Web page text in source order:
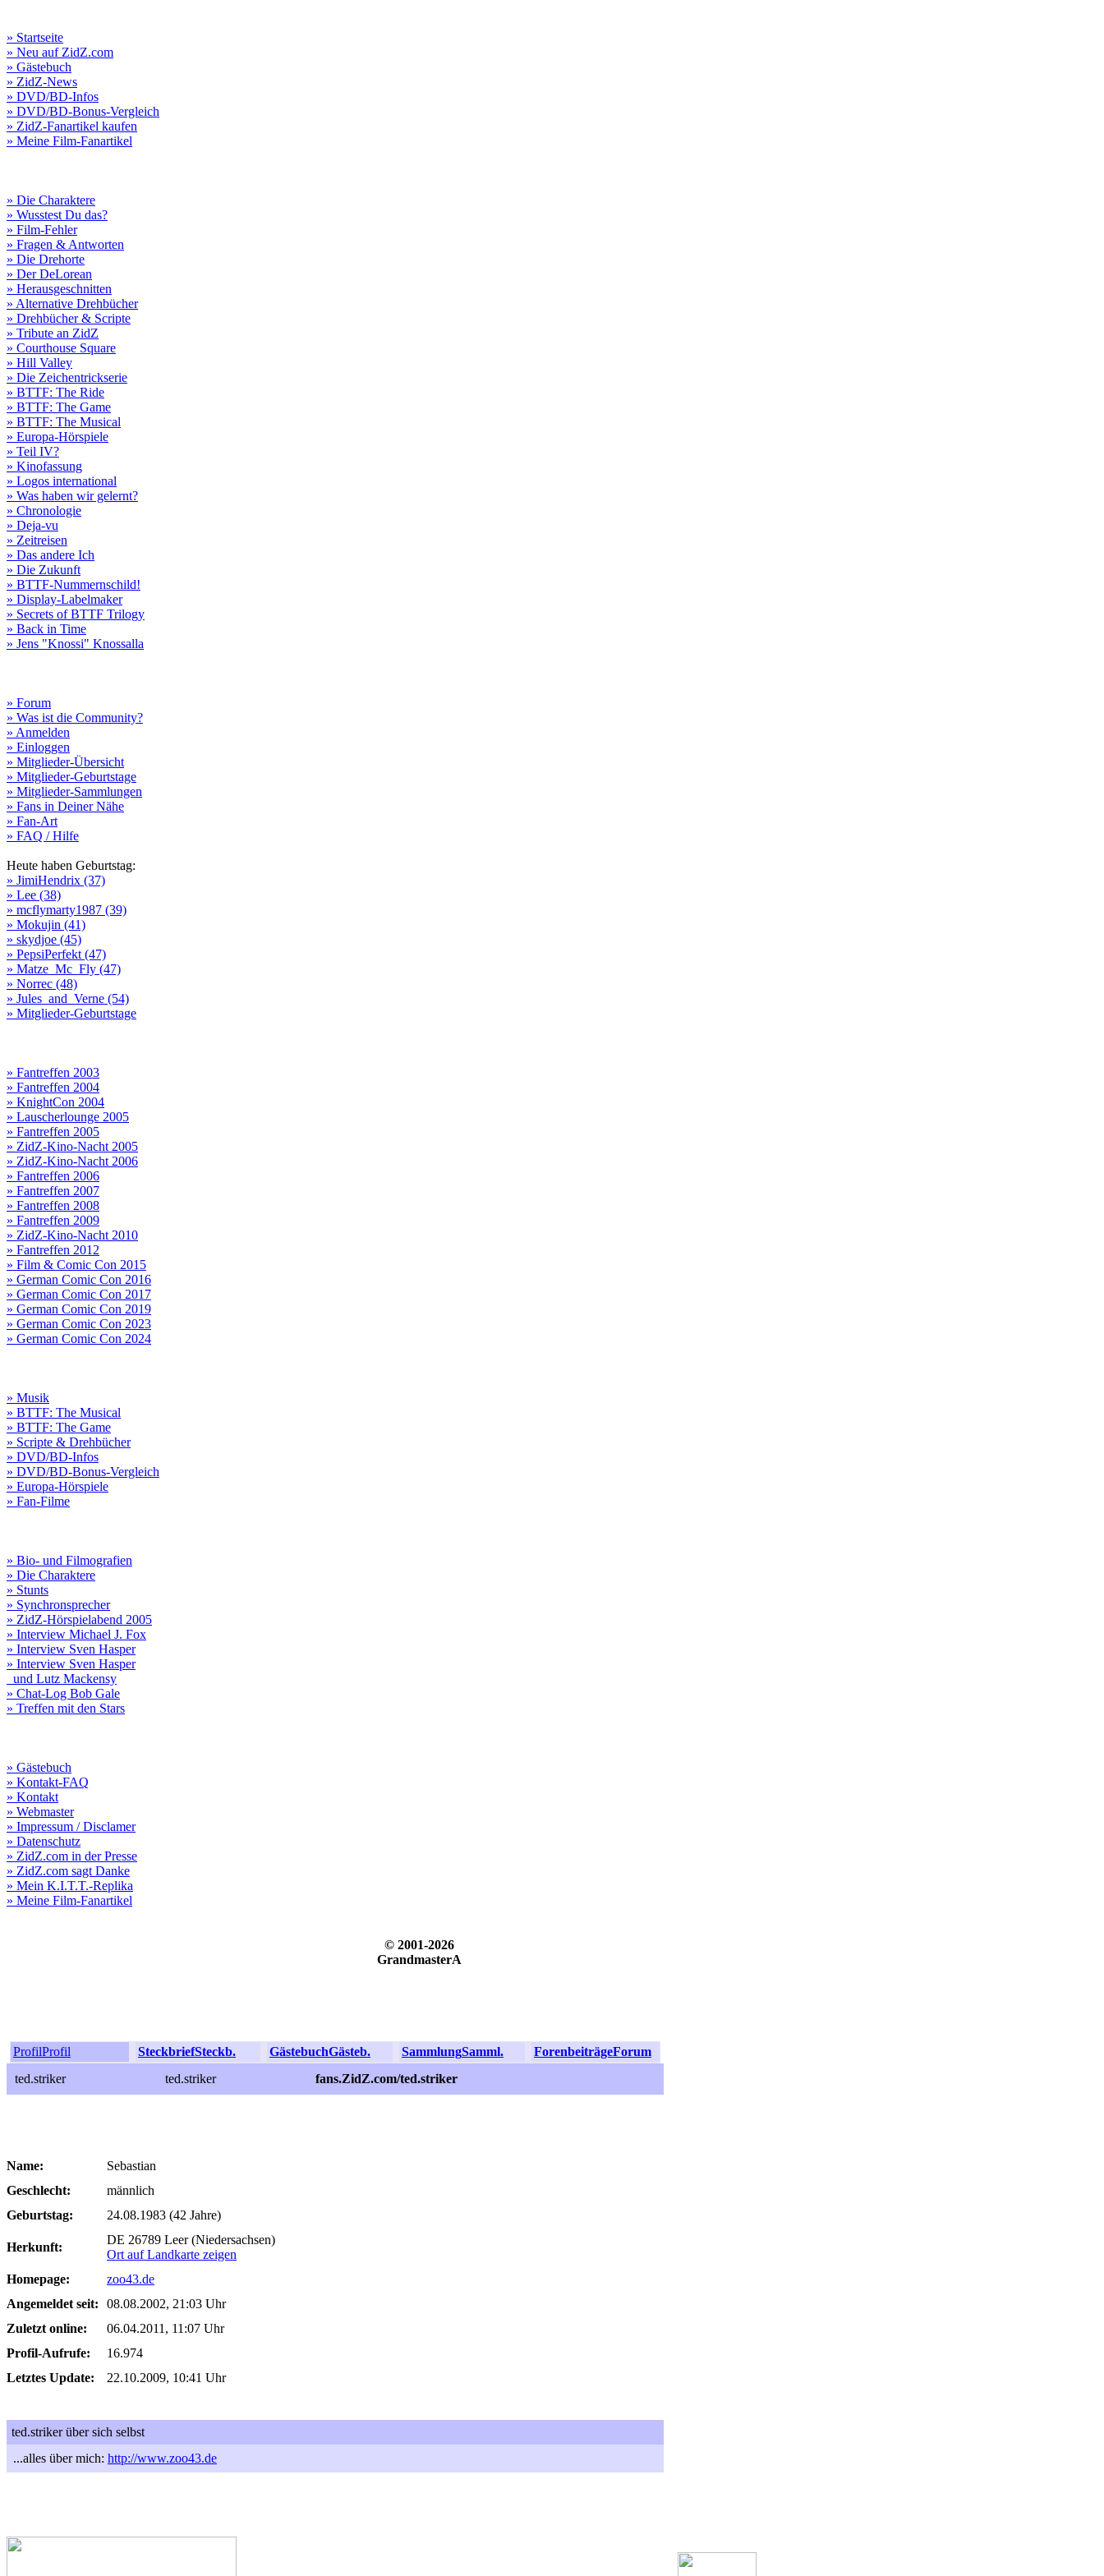
» Startseite
» Neu auf ZidZ.com
» Gästebuch
» ZidZ-News
» DVD/BD-Infos
» DVD/BD-Bonus-Vergleich
» ZidZ-Fanartikel kaufen
» Meine Film-Fanartikel
» Die Charaktere
» Wusstest Du das?
» Film-Fehler
» Fragen & Antworten
» Die Drehorte
» Der DeLorean
» Herausgeschnitten
» Alternative Drehbücher
» Drehbücher & Scripte
» Tribute an ZidZ
» Courthouse Square
» Hill Valley
» Die Zeichentrickserie
» BTTF: The Ride
» BTTF: The Game
» BTTF: The Musical
» Europa-Hörspiele
» Teil IV?
» Kinofassung
» Logos international
» Was haben wir gelernt?
» Chronologie
» Deja-vu
» Zeitreisen
» Das andere Ich
» Die Zukunft
» BTTF-Nummernschild!
» Display-Labelmaker
» Secrets of BTTF Trilogy
» Back in Time
» Jens "Knossi" Knossalla
» Forum
» Was ist die Community?
» Anmelden
» Einloggen
» Mitglieder-Übersicht
» Mitglieder-Geburtstage
» Mitglieder-Sammlungen
» Fans in Deiner Nähe
» Fan-Art
» FAQ / Hilfe
Heute haben Geburtstag:
» JimiHendrix (37)
» Lee (38)
» mcflymarty1987 (39)
» Mokujin (41)
» skydjoe (45)
» PepsiPerfekt (47)
» Matze_Mc_Fly (47)
» Norrec (48)
» Jules_and_Verne (54)
» Mitglieder-Geburtstage
» Fantreffen 2003
» Fantreffen 2004
» KnightCon 2004
» Lauscherlounge 2005
» Fantreffen 2005
» ZidZ-Kino-Nacht 2005
» ZidZ-Kino-Nacht 2006
» Fantreffen 2006
» Fantreffen 2007
» Fantreffen 2008
» Fantreffen 2009
» ZidZ-Kino-Nacht 2010
» Fantreffen 2012
» Film & Comic Con 2015
» German Comic Con 2016
» German Comic Con 2017
» German Comic Con 2019
» German Comic Con 2023
» German Comic Con 2024
» Musik
» BTTF: The Musical
» BTTF: The Game
» Scripte & Drehbücher
» DVD/BD-Infos
» DVD/BD-Bonus-Vergleich
» Europa-Hörspiele
» Fan-Filme
» Bio- und Filmografien
» Die Charaktere
» Stunts
» Synchronsprecher
» ZidZ-Hörspielabend 2005
» Interview Michael J. Fox
» Interview Sven Hasper
» Interview Sven Hasper
und Lutz Mackensy
» Chat-Log Bob Gale
» Treffen mit den Stars
» Gästebuch
» Kontakt-FAQ
» Kontakt
» Webmaster
» Impressum / Disclamer
» Datenschutz
» ZidZ.com in der Presse
» ZidZ.com sagt Danke
» Mein K.I.T.T.-Replika
» Meine Film-Fanartikel
© 2001-2026
GrandmasterA
ProfilProfil SteckbriefSteckb. GästebuchGästeb. SammlungSamml. ForenbeiträgeForum
ted.striker
ted.striker fans.ZidZ.com/ted.striker
Name:
Sebastian
Geschlecht:
männlich
Geburtstag:
24.08.1983 (42 Jahre)
Herkunft:
DE 26789 Leer (Niedersachsen)
Ort auf Landkarte zeigen
Homepage:
zoo43.de
Angemeldet seit:
08.08.2002, 21:03 Uhr
Zuletzt online:
06.04.2011, 11:07 Uhr
Profil-Aufrufe:
16.974
Letztes Update:
22.10.2009, 10:41 Uhr
ted.striker über sich selbst
...alles über mich: http://www.zoo43.de